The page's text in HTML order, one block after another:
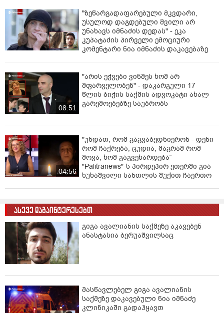
"ზეწარგადაფარებული მკვდარი,
უსულოდ დაგდებული შვილი არ
უნახავს იმნაძის დედას" - ეკა
კუპატაძის პირველი ემოციური
კომენტარი ნია იმნაძის დაკავებაზე
08:51
"არის ეჭვები ვინმეს ხომ არ
მფარველობენ" - დაკარგული 17
წლის ბიჭის საქმის ადვოკატი ახალ
გარემოებებზე საუბრობს
04:56
"უნდათ, რომ გაგვაბედნიერონ - დენი
რომ ჩაქრება, ცუდია, მაგრამ რომ
მოვა, ხომ გაგვეხარდება“ -
"Palitranews"-ს პირდეპირ ეთერში გია
ხუხაშვილი სანთლის შუქით ჩაერთო
ასევე დაგაინტერესებთ
გიგა ავალიანის საქმეზე აკავებენ
ანასტასია ბერუაშვილსაც
მასწავლებელ გიგა ავალიანის
საქმეზე დაკავებული ნია იმნაძე
კლინიკაში გადაჰყავთ